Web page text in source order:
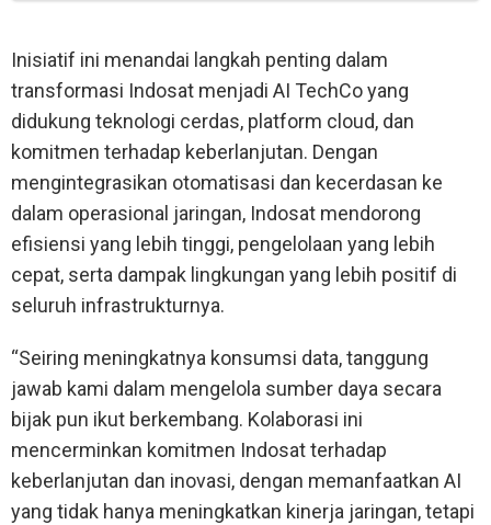
Inisiatif ini menandai langkah penting dalam
transformasi Indosat menjadi AI TechCo yang
didukung teknologi cerdas, platform cloud, dan
komitmen terhadap keberlanjutan. Dengan
mengintegrasikan otomatisasi dan kecerdasan ke
dalam operasional jaringan, Indosat mendorong
efisiensi yang lebih tinggi, pengelolaan yang lebih
cepat, serta dampak lingkungan yang lebih positif di
seluruh infrastrukturnya.
“Seiring meningkatnya konsumsi data, tanggung
jawab kami dalam mengelola sumber daya secara
bijak pun ikut berkembang. Kolaborasi ini
mencerminkan komitmen Indosat terhadap
keberlanjutan dan inovasi, dengan memanfaatkan AI
yang tidak hanya meningkatkan kinerja jaringan, tetapi